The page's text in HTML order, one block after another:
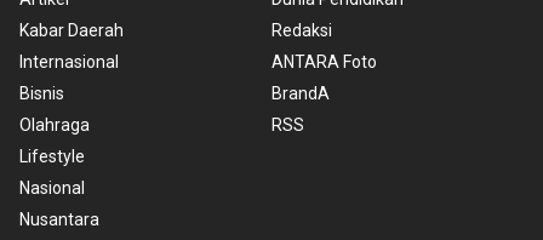
Kabar Daerah
Internasional
Bisnis
Olahraga
Lifestyle
Nasional
Nusantara
Redaksi
ANTARA Foto
BrandA
RSS